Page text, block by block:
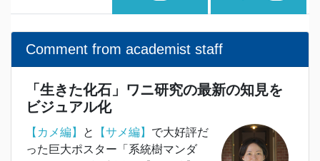
Comment from academist staff
「生きた化石」ワニ研究の最新の知見を
ビジュアル化
【カメ編】 と 【サメ編】 で大好評だ
った巨大ポスター「系統樹マンダ